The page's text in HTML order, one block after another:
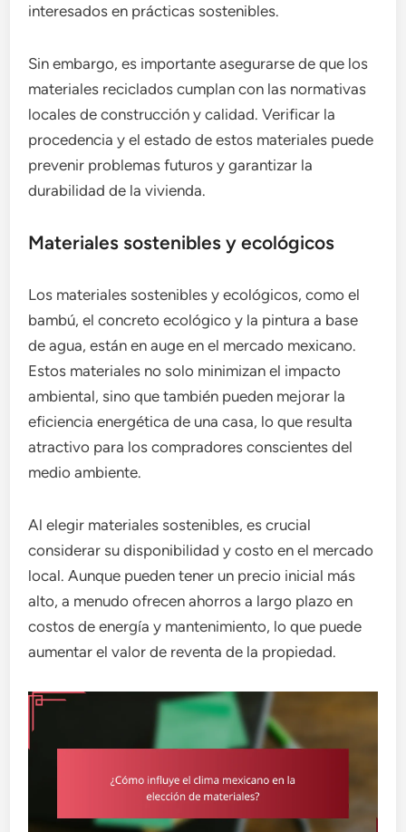
interesados en prácticas sostenibles.
Sin embargo, es importante asegurarse de que los
materiales reciclados cumplan con las normativas
locales de construcción y calidad. Verificar la
procedencia y el estado de estos materiales puede
prevenir problemas futuros y garantizar la
durabilidad de la vivienda.
Materiales sostenibles y ecológicos
Los materiales sostenibles y ecológicos, como el
bambú, el concreto ecológico y la pintura a base
de agua, están en auge en el mercado mexicano.
Estos materiales no solo minimizan el impacto
ambiental, sino que también pueden mejorar la
eficiencia energética de una casa, lo que resulta
atractivo para los compradores conscientes del
medio ambiente.
Al elegir materiales sostenibles, es crucial
considerar su disponibilidad y costo en el mercado
local. Aunque pueden tener un precio inicial más
alto, a menudo ofrecen ahorros a largo plazo en
costos de energía y mantenimiento, lo que puede
aumentar el valor de reventa de la propiedad.